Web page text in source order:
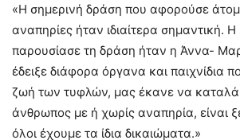
«Η σημερινή δράση που αφορούσε
αναπηρίες ήταν ιδιαίτερα σημαντική.
παρουσίασε τη δράση ήταν η Άννα-
έδειξε διάφορα όργανα και παιχνίδια
ζωή των τυφλών, μας έκανε να
άνθρωπος με ή χωρίς αναπηρία, είναι
όλοι έχουμε τα ίδια δικαιώματα.»